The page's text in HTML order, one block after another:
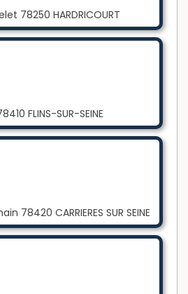
78250 HARDRICOURT
FLINS-SUR-SEINE
78420 CARRIERES SUR SEINE